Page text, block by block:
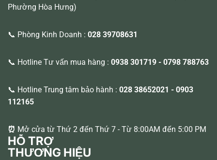
Phường Hòa Hưng)
📞 Phòng Kinh Doanh : 028 39708631
📞 Hotline Tư vấn mua hàng : 0938 301719 - 0798 788763
📞 Hotline Trung tâm bảo hành : 028 38652021 - 0903
112165
⏰ Mở cửa từ Thứ 2 đến Thứ 7 - Từ 8:00AM đến 5:00 PM
HỖ TRỢ
THƯƠNG HIỆU